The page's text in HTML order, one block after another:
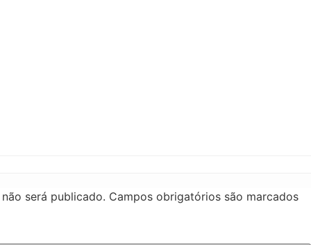
será publicado. Campos obrigatórios são marcados